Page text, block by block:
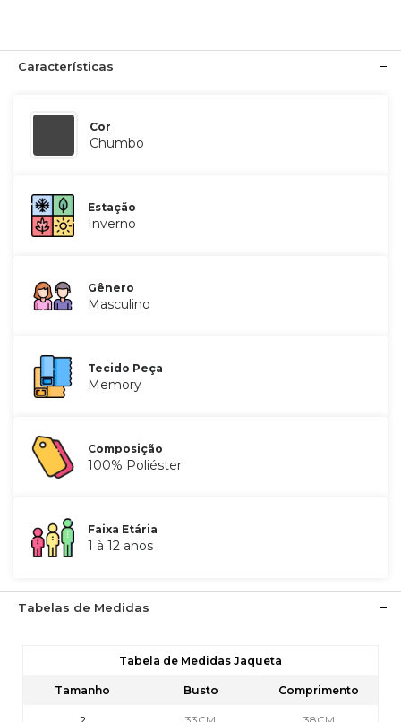
Características
Cor
Chumbo
Estação
Inverno
Gênero
Masculino
Tecido Peça
Memory
Composição
100% Poliéster
Faixa Etária
1 à 12 anos
Tabelas de Medidas
Tabela de Medidas Jaqueta
Tamanho Busto Comprimento